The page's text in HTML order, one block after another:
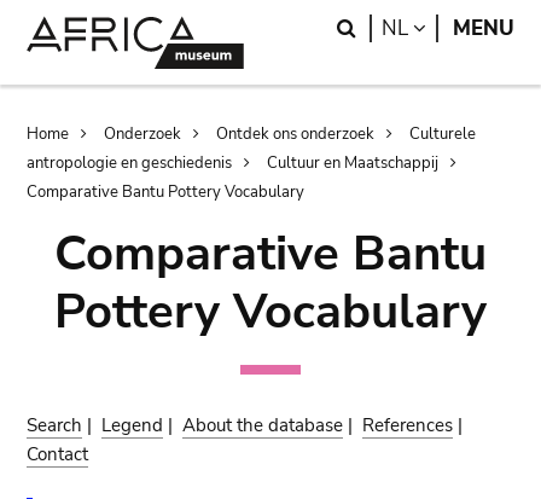
Search
NL LANGUAGE
MENU
Breadcrumb
Home Onderzoek Ontdek ons onderzoek
Culturele
antropologie en geschiedenis
Cultuur en Maatschappij
Comparative Bantu Pottery Vocabulary
Comparative Bantu
Pottery Vocabulary
Search | Legend |About the database | References |
Contact